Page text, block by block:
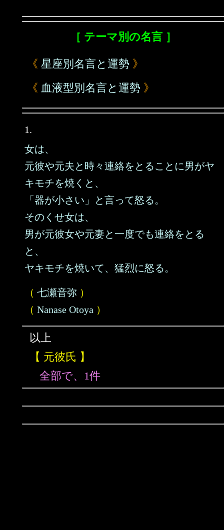
［ テーマ別の名言 ］
《 星座別名言と運勢 》
《 血液型別名言と運勢 》
1.
女は、
元彼や元夫と時々連絡をとることに男がヤ
キモチを焼くと、
「器が小さい」と言って怒る。
そのくせ女は、
男が元彼女や元妻と一度でも連絡をとる
と、
ヤキモチを焼いて、猛烈に怒る。
（ 七瀬音弥 ）
（ Nanase Otoya ）
以上
【 元彼氏 】
全部で、1件